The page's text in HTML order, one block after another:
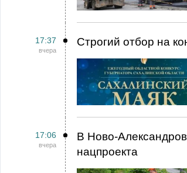
17:37
вчера
Строгий отбор на
17:06
вчера
В Ново-
нацпроекта